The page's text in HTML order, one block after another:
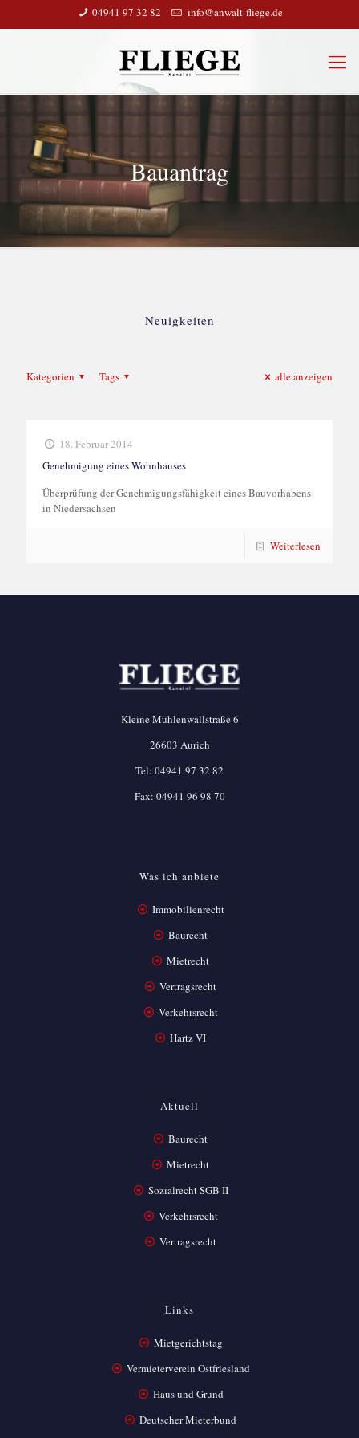
04941 97 32 82 info@anwalt-fliege.de
Bauantrag
Neuigkeiten
Kategorien Tags alle anzeigen
18. Februar 2014
Genehmigung eines Wohnhauses
Überprüfung der Genehmigungsfähigkeit eines Bauvorhabens
in Niedersachsen
Weiterlesen
Kleine Mühlenwallstraße 6
26603 Aurich
Tel: 04941 97 32 82
Fax: 04941 96 98 70
Was ich anbiete
Immobilienrecht
Baurecht
Mietrecht
Vertragsrecht
Verkehrsrecht
Hartz VI
Aktuell
Baurecht
Mietrecht
Sozialrecht SGB II
Verkehrsrecht
Vertragsrecht
Links
Mietgerichtstag
Vermieterverein Ostfriesland
Haus und Grund
Deutscher Mieterbund